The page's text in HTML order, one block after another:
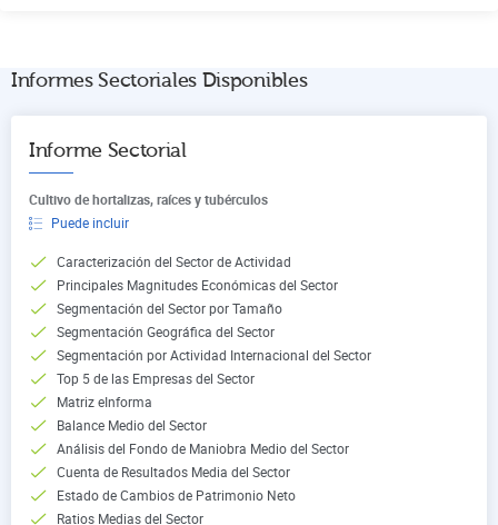
Informes Sectoriales Disponibles
Informe Sectorial
Cultivo de hortalizas, raíces y tubérculos
Puede incluir
Caracterización del Sector de Actividad
Principales Magnitudes Económicas del Sector
Segmentación del Sector por Tamaño
Segmentación Geográfica del Sector
Segmentación por Actividad Internacional del Sector
Top 5 de las Empresas del Sector
Matriz eInforma
Balance Medio del Sector
Análisis del Fondo de Maniobra Medio del Sector
Cuenta de Resultados Media del Sector
Estado de Cambios de Patrimonio Neto
Ratios Medias del Sector